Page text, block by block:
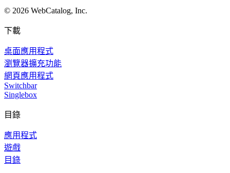
© 2026 WebCatalog, Inc.
下載
桌面應用程式
瀏覽器擴充功能
網頁應用程式
Switchbar
Singlebox
目錄
應用程式
遊戲
目錄